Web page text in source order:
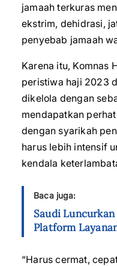
jamaah terkuras
ekstrim, dehidrasi,
penyebab jamaah
Karena itu, Komnas
peristiwa haji 2023
dikelola dengan
mendapatkan
dengan syarikah
harus lebih intensif
kendala
Baca juga:
Saudi
Platform
“Harus cermat,